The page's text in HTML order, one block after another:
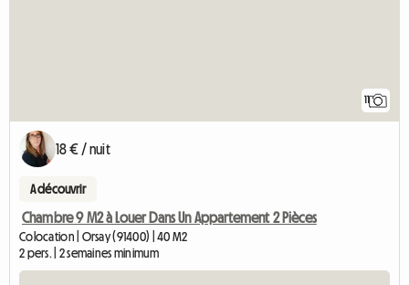
11
18 € / nuit
A découvrir
Chambre 9 M2 à Louer Dans Un Appartement 2 Pièces
Colocation | Orsay (91400) | 40 M2
2 pers. | 2 semaines minimum